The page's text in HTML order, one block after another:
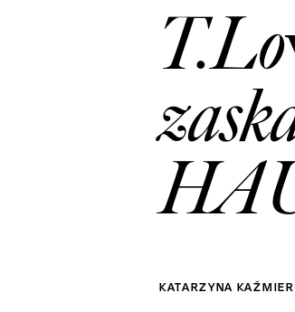
KATARZYNA